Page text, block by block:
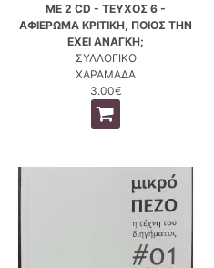
ΜΕ 2 CD - ΤΕΥΧΟΣ 6 -
ΑΦΙΕΡΩΜΑ ΚΡΙΤΙΚΗ, ΠΟΙΟΣ ΤΗΝ
ΕΧΕΙ ΑΝΑΓΚΗ;
ΣΥΛΛΟΓΙΚΟ
ΧΑΡΑΜΑΔΑ
3.00€